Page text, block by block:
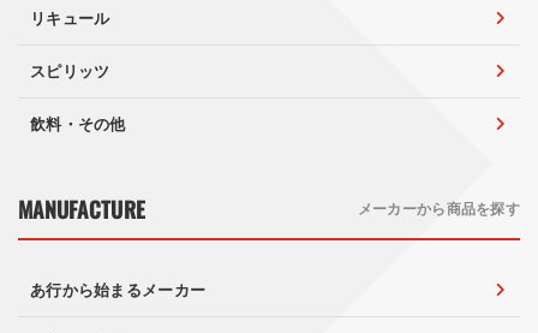
リキュール
スピリッツ
飲料・その他
MANUFACTURE メーカーから商品を探す
あ行から始まるメーカー